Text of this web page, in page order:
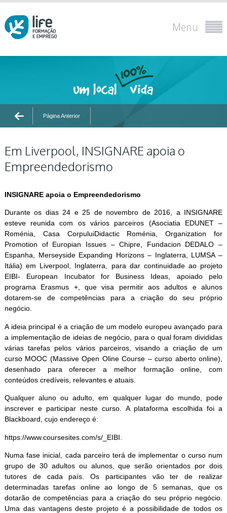
Menu
Página Anterior
Em Liverpool, INSIGNARE apoia o
Empreendedorismo
INSIGNARE apoia o Empreendedorismo
Durante os dias 24 e 25 de novembro de 2016, a INSIGNARE
esteve reunida com os vários parceiros (Asociatia EDUNET –
Roménia, Casa CorpuluiDidactic Roménia, Organization for
Promotion of Europian Issues – Chipre, Fundacion DEDALO –
Espanha, Merseyside Expanding Horizons – Inglaterra, LUMSA –
Itália) em Liverpool, Inglaterra, para dar continuidade ao projeto
EIBI- European Incubator for Business Ideas, apoiado pelo
programa Erasmus +, que visa permitir aos adultos e alunos
dotarem-se de competências para a criação do seu próprio
negócio.
A ideia principal é a criação de um modelo europeu avançado para
a implementação de ideias de negócio, para o qual foram divididas
várias tarefas pelos vários parceiros, visando a criação de um
curso MOOC (Massive Open Oline Course – curso abertoonline),
desenhado para oferecer a melhor formaçãoonline , com
conteúdos credíveis, relevantes e atuais.
Qualquer aluno ou adulto, em qualquer lugar do mundo, pode
inscrever e participar neste curso. A plataforma escolhida foi a
Blackboard , cujo endereço é:
https://www.coursesites.com/s/_EIBI.
Numa fase inicial, cada parceiro terá de implementar o curso num
grupo de 30 adultos ou alunos, que serão orientados por dois
tutores de cada país. Os participantes vão ter de realizar
determinadas tarefas online ao longo de 5 semanas, que os
dotarão de competências para a criação do seu próprio negócio.
Uma das vantagens deste projeto é a possibilidade de todos os